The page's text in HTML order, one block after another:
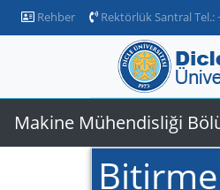
Rehber Rektörlük Santral Tel.:
Makine Mühendisliği
Bitirme